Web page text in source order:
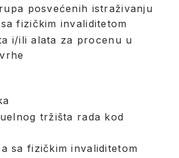
posvećenih istraživanju
fizičkim invaliditetom
i/ili alata za procenu u
tržišta rada kod
sa fizičkim invaliditetom